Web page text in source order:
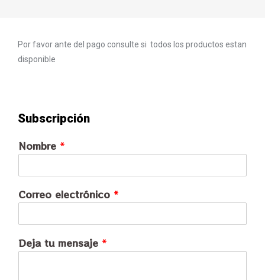
Por favor ante del pago consulte si todos los productos estan
disponible
Subscripción
Nombre *
Correo electrónico *
Deja tu mensaje *